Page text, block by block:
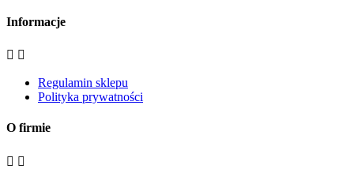
Informacje
 
Regulamin sklepu
Polityka prywatności
O firmie
 